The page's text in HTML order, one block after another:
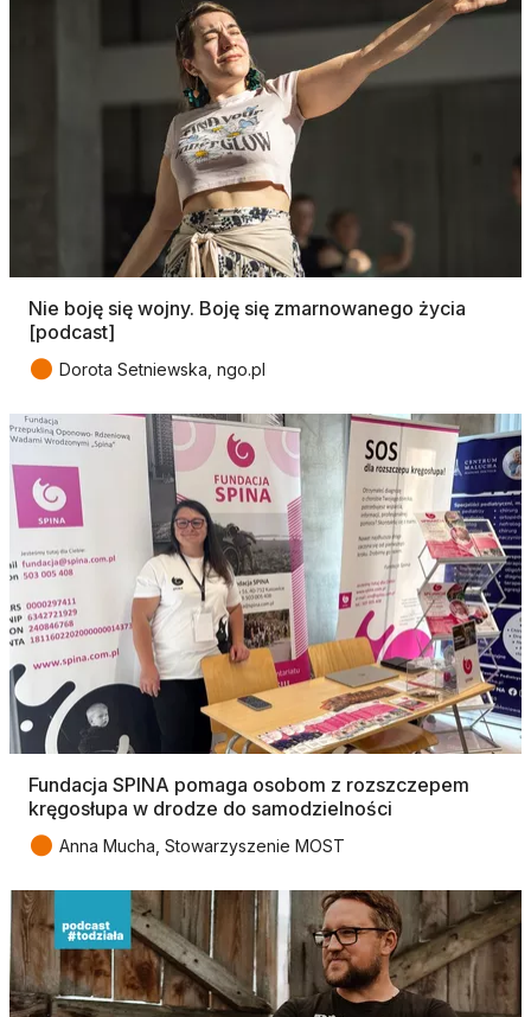
Nie boję się wojny. Boję się zmarnowanego życia
[podcast]
● Dorota Setniewska, ngo.pl
Fundacja SPINA pomaga osobom z rozszczepem
kręgosłupa w drodze do samodzielności
● Anna Mucha, Stowarzyszenie MOST